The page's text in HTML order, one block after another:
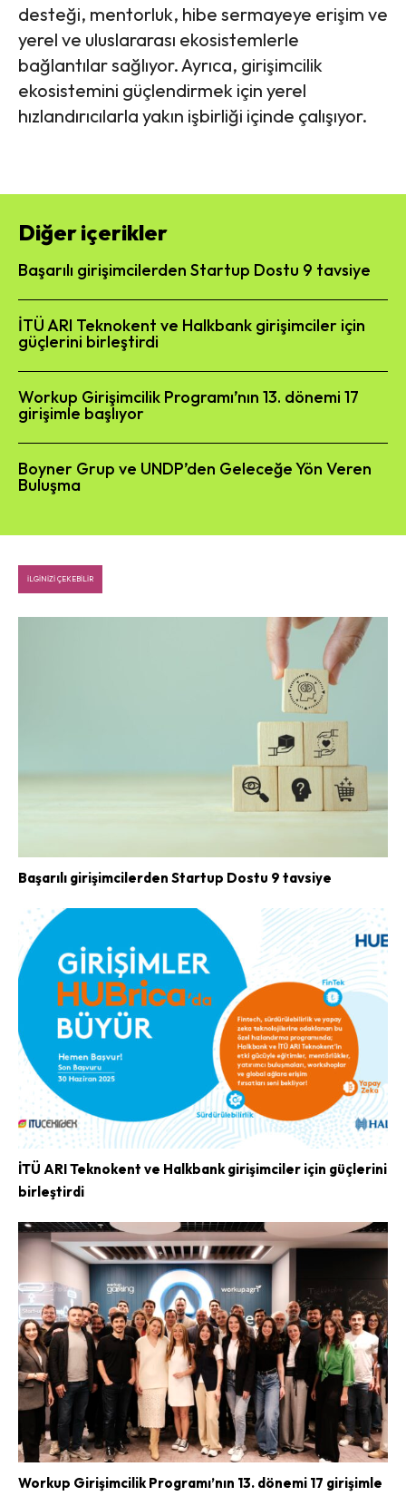
desteği, mentorluk, hibe sermayeye erişim ve
yerel ve uluslararası ekosistemlerle
bağlantılar sağlıyor. Ayrıca, girişimcilik
ekosistemini güçlendirmek için yerel
hızlandırıcılarla yakın işbirliği içinde çalışıyor.
Diğer içerikler
Başarılı girişimcilerden Startup Dostu 9 tavsiye
İTÜ ARI Teknokent ve Halkbank girişimciler için
güçlerini birleştirdi
Workup Girişimcilik Programı’nın 13. dönemi 17
girişimle başlıyor
Boyner Grup ve UNDP’den Geleceğe Yön Veren
Buluşma
İLGINIZI ÇEKEBILIR
Başarılı girişimcilerden Startup Dostu 9 tavsiye
İTÜ ARI Teknokent ve Halkbank girişimciler için güçlerini
birleştirdi
Workup Girişimcilik Programı’nın 13. dönemi 17 girişimle